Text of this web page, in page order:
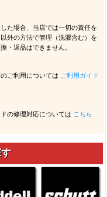
た場合、当店では一切の責任を
外の方法で管理（洗濯含む）を
・返品はできません。
ご利用については ご利用ガイド
の修理対応については こちら